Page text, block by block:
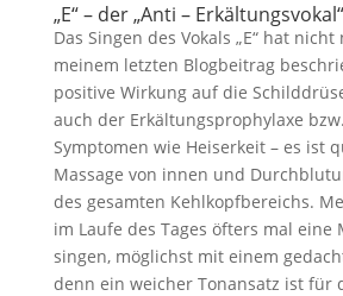
„E“ – der „Anti – Erkältungsvokal“
Das Singen des Vokals „E“ hat
meinem letzten Blogbeitrag
positive Wirkung auf die
auch der Erkältungsprophylaxe
Symptomen wie Heiserkeit – es ist
Massage von innen und
des gesamten Kehlkopfbereichs.
im Laufe des Tages öfters mal eine
singen, möglichst mit einem
denn ein weicher Tonansatz ist für